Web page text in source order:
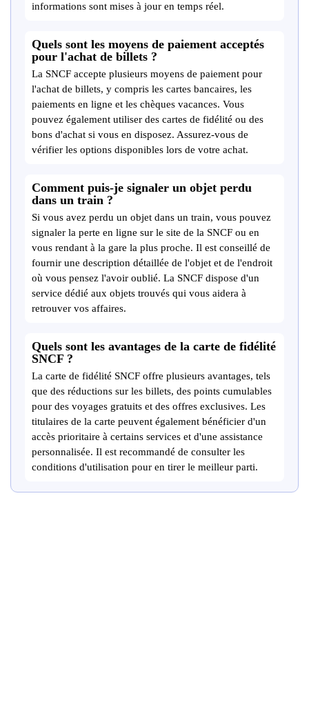
informations sont mises à jour en temps réel.
Quels sont les moyens de paiement acceptés
pour l'achat de billets ?
La SNCF accepte plusieurs moyens de paiement pour
l'achat de billets, y compris les cartes bancaires, les
paiements en ligne et les chèques vacances. Vous
pouvez également utiliser des cartes de fidélité ou des
bons d'achat si vous en disposez. Assurez-vous de
vérifier les options disponibles lors de votre achat.
Comment puis-je signaler un objet perdu
dans un train ?
Si vous avez perdu un objet dans un train, vous pouvez
signaler la perte en ligne sur le site de la SNCF ou en
vous rendant à la gare la plus proche. Il est conseillé de
fournir une description détaillée de l'objet et de l'endroit
où vous pensez l'avoir oublié. La SNCF dispose d'un
service dédié aux objets trouvés qui vous aidera à
retrouver vos affaires.
Quels sont les avantages de la carte de fidélité
SNCF ?
La carte de fidélité SNCF offre plusieurs avantages, tels
que des réductions sur les billets, des points cumulables
pour des voyages gratuits et des offres exclusives. Les
titulaires de la carte peuvent également bénéficier d'un
accès prioritaire à certains services et d'une assistance
personnalisée. Il est recommandé de consulter les
conditions d'utilisation pour en tirer le meilleur parti.